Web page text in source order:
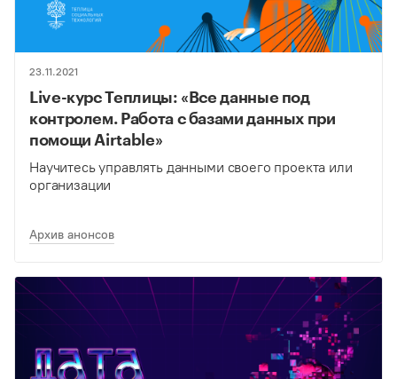
23.11.2021
Live-курс Теплицы: «Все данные под
контролем. Работа с базами данных при
помощи Airtable»
Научитесь управлять данными своего проекта или
организации
Архив анонсов